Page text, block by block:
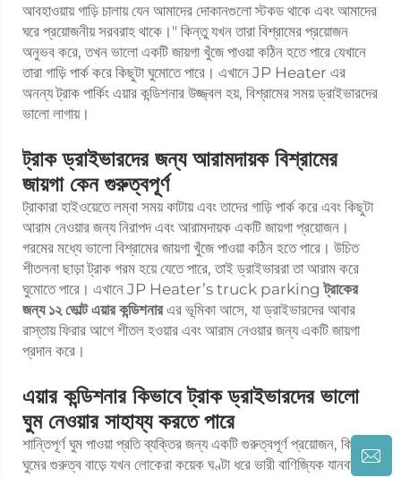
আবহাওয়ায় গাড়ি চালায় যেন আমাদের দোকানগুলো স্টকড থাকে এবং আমাদের
ঘরে প্রয়োজনীয় সরবরাহ থাকে।" কিন্তু যখন তারা বিশ্রামের প্রয়োজন
অনুভব করে, তখন ভালো একটি জায়গা খুঁজে পাওয়া কঠিন হতে পারে যেখানে
তারা গাড়ি পার্ক করে কিছুটা ঘুমোতে পারে। এখানে JP Heater এর
অনন্য ট্রাক পার্কিং এয়ার কন্ডিশনার উজ্জ্বল হয়, বিশ্রামের সময় ড্রাইভারদের
ভালো লাগায়।
ট্রাক ড্রাইভারদের জন্য আরামদায়ক বিশ্রামের
জায়গা কেন গুরুত্বপূর্ণ
ট্রাকারা হাইওয়েতে লম্বা সময় কাটায় এবং তাদের গাড়ি পার্ক করে এবং কিছুটা
আরাম নেওয়ার জন্য নিরাপদ এবং আরামদায়ক একটি জায়গা প্রয়োজন।
গরমের মধ্যে ভালো বিশ্রামের জায়গা খুঁজে পাওয়া কঠিন হতে পারে। উচিত
শীতলনা ছাড়া ট্রাক গরম হয়ে যেতে পারে, তাই ড্রাইভাররা তা আরাম করে
ঘুমোতে পারে। এখানে JP Heater’s truck parkingট্রাকের
জন্য ১২ ভোল্ট এয়ার কন্ডিশনারএর ভূমিকা আসে, যা ড্রাইভারদের আবার
রাস্তায় ফিরার আগে শীতল হওয়ার এবং আরাম নেওয়ার জন্য একটি জায়গা
প্রদান করে।
এয়ার কন্ডিশনার কিভাবে ট্রাক ড্রাইভারদের ভালো
ঘুম নেওয়ার সাহায্য করতে পারে
শান্তিপূর্ণ ঘুম পাওয়া প্রতি ব্যক্তির জন্য একটি গুরুত্বপূর্ণ প্রয়োজন, কিন্তু
ঘুমের গুরুত্ব বাড়ে যখন লোকেরা কয়েক ঘণ্টা ধরে ভারী বাণিজ্যিক যানবাহন